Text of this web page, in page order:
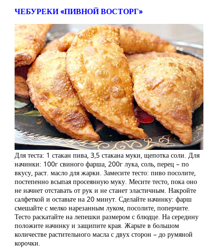
ЧЕБУРЕКИ «ПИВНОЙ ВОСТОРГ»
Для теста: 1 стакан пива, 3,5 стакана муки, щепотка соли. Для
начинки: 100г свиного фарша, 200г лука, соль, перец – по
вкусу, раст. масло для жарки. Замесите тесто: пиво посолите,
постепенно всыпая просеянную муку. Месите тесто, пока оно
не начнет отставать от рук и не станет эластичным. Накройте
салфеткой и оставьте на 20 минут. Сделайте начинку: фарш
смешайте с мелко нарезанным луком, посолите, поперчите.
Тесто раскатайте на лепешки размером с блюдце. На середину
положите начинку и защипите края. Жарьте в большом
количестве растительного масла с двух сторон – до румяной
корочки.